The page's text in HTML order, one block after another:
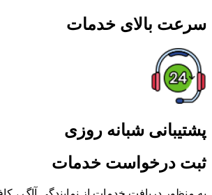
سرعت بالای خدمات
پشتیبانی شبانه روزی
ثبت درخواست خدمات​